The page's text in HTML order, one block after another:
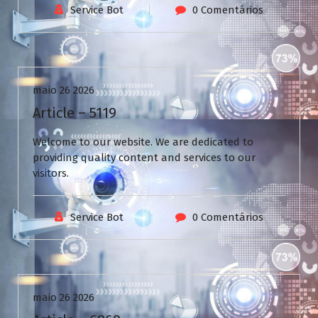
Service Bot 0 Comentários
Uncategorized
maio 26 2026
Article – 5119
Welcome to our website. We are dedicated to
providing quality content and services to our
visitors.
Service Bot 0 Comentários
Uncategorized
maio 26 2026